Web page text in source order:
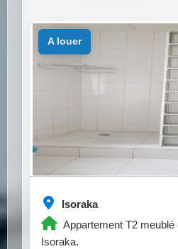
Isoraka
Appartement T2 meublé
Isoraka.
a louer